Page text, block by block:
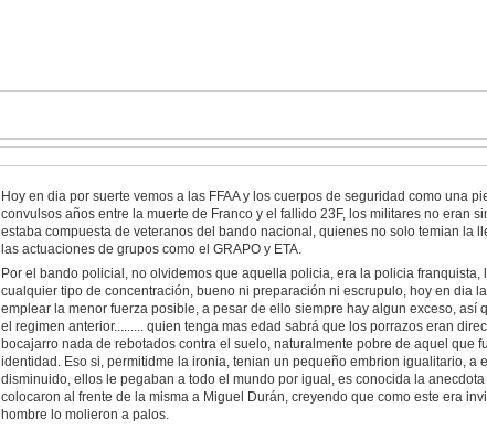
Hoy en dia por suerte vemos a las FFAA y los cuerpos de seguridad como una
convulsos años entre la muerte de Franco y el fallido 23F, los militares no eran
estaba compuesta de veteranos del bando nacional, quienes no solo temian la
las actuaciones de grupos como el GRAPO y ETA.
Por el bando policial, no olvidemos que aquella policia, era la policia
cualquier tipo de concentración, bueno ni preparación ni escrupulo, hoy en dia
emplear la menor fuerza posible, a pesar de ello siempre hay algun exceso,
el regimen anterior......... quien tenga mas edad sabrá que los porrazos eran
bocajarro nada de rebotados contra el suelo, naturalmente pobre de aquel que
identidad. Eso si, permitidme la ironia, tenian un pequeño embrion igualitario,
disminuido, ellos le pegaban a todo el mundo por igual, es conocida la
colocaron al frente de la misma a Miguel Durán, creyendo que como este era
hombre lo molieron a palos.